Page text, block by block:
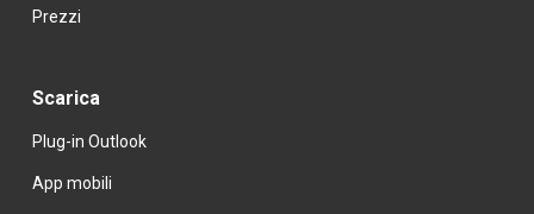
Prezzi
Scarica
Plug-in Outlook
App mobili